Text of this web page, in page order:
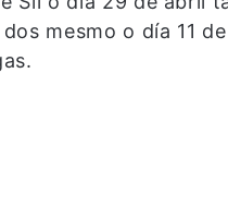
mesmo o día 11